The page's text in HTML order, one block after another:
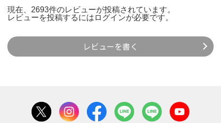
現在、2693件のレビューが投稿されています。
レビューを投稿するには ログインが必要です。
レビューを書く